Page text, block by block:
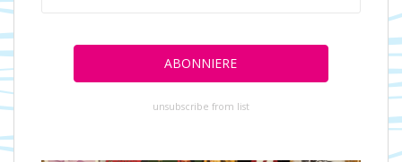
unsubscribe from list